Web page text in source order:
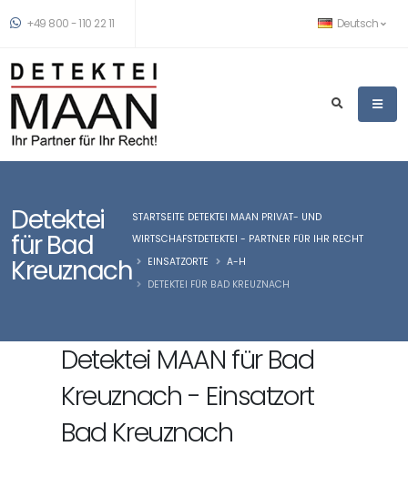
+49 800 - 110 22 11 Deutsch
Detektei
für Bad
Kreuznach
STARTSEITE DETEKTEI MAAN PRIVAT- UND
WIRTSCHAFSTDETEKTEI - PARTNER FÜR IHR RECHT
EINSATZORTE
A-H
DETEKTEI FÜR BAD KREUZNACH
Detektei MAAN für Bad
Kreuznach - Einsatzort
Bad Kreuznach